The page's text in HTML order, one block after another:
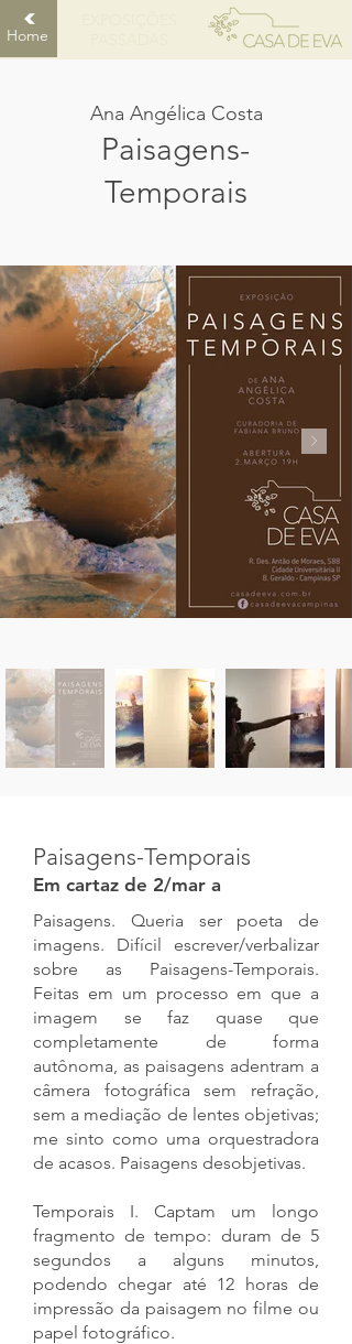
Home
Ana Angélica Costa
Paisagens-
Temporais
Paisagens-Temporais
Em cartaz de 2/mar a
Paisagens. Queria ser poeta de
imagens. Difícil escrever/verbalizar
sobre as Paisagens-Temporais.
Feitas em um processo em que a
imagem se faz quase que
completamente de forma
autônoma, as paisagens adentram a
câmera fotográfica sem refração,
sem a mediação de lentes objetivas;
me sinto como uma orquestradora
de acasos. Paisagens desobjetivas.
Temporais I. Captam um longo
fragmento de tempo: duram de 5
segundos a alguns minutos,
podendo chegar até 12 horas de
impressão da paisagem no filme ou
papel fotográfico.